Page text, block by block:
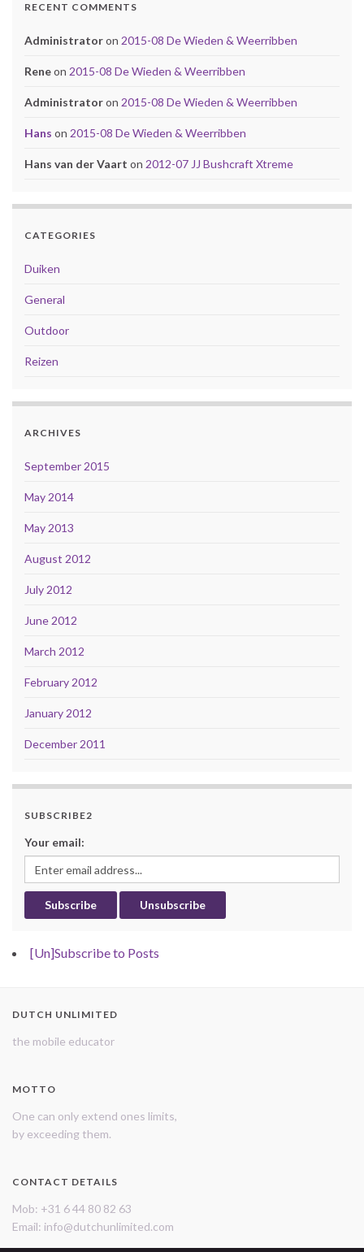
RECENT COMMENTS
Administratoron 2015-08 De Wieden & Weerribben
Reneon 2015-08 De Wieden & Weerribben
Administratoron 2015-08 De Wieden & Weerribben
Hans on 2015-08 De Wieden & Weerribben
Hans van der Vaart on 2012-07 JJ Bushcraft Xtreme
CATEGORIES
Duiken
General
Outdoor
Reizen
ARCHIVES
September 2015
May 2014
May 2013
August 2012
July 2012
June 2012
March 2012
February 2012
January 2012
December 2011
SUBSCRIBE2
Your email:
[Un]Subscribe to Posts
DUTCH UNLIMITED
the mobile educator
MOTTO
One can only extend ones limits,
by exceeding them.
CONTACT DETAILS
Mob: +31 6 44 80 82 63
Email: info@dutchunlimited.com